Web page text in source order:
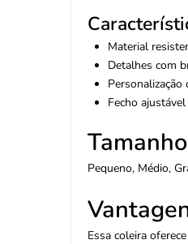
Material
Detalhes com
Fecho
Pequeno, Médio,
Essa coleira